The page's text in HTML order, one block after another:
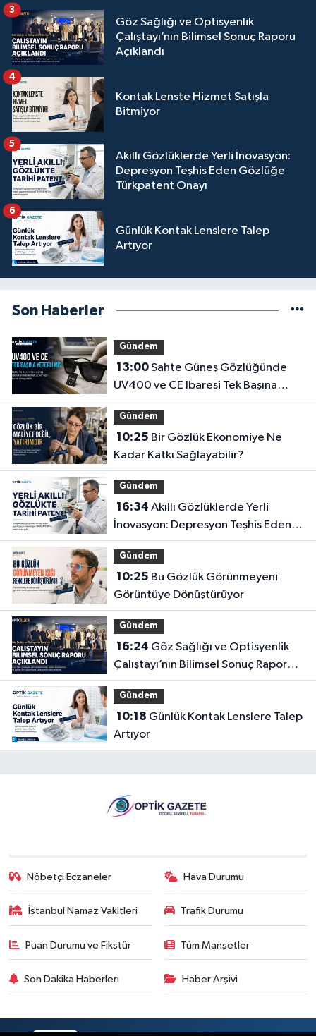
Göz Sağlığı ve Optisyenlik
Çalıştayı’nın Bilimsel Sonuç Raporu
Açıklandı
3
Kontak Lenste Hizmet Satışla
Bitmiyor
4
Akıllı Gözlüklerde Yerli İnovasyon:
Depresyon Teşhis Eden Gözlüğe
Türkpatent Onayı
5
Günlük Kontak Lenslere Talep
Artıyor
6
Son Haberler
Gündem
13:00Sahte Güneş Gözlüğünde
UV400 ve CE İbaresi Tek Başına
Yeterli mi?
Gündem
10:25
Kadar Katkı Sağlayabilir?
Gündem
16:34
İnovasyon: Depresyon Teşhis Eden
Gözlüğe Türkpatent Onayı
Gündem
10:25
Görüntüye Dönüştürüyor
Gündem
16:24
Çalıştayı’nın Bilimsel Sonuç Raporu
Açıklandı
Gündem
10:18
Artıyor
Nöbetçi Eczaneler Hava Durumu
İstanbul Namaz Vakitleri Trafik Durumu
Puan Durumu ve Fikstür Tüm Manşetler
Son Dakika Haberleri Haber Arşivi